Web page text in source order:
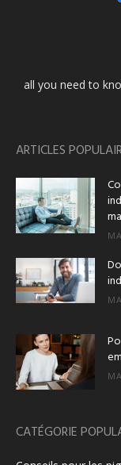
all you need to
ARTICLES
CATÉGORIE